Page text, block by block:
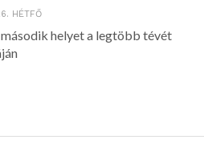
HÉTFŐ
helyet a legtöbb tévét